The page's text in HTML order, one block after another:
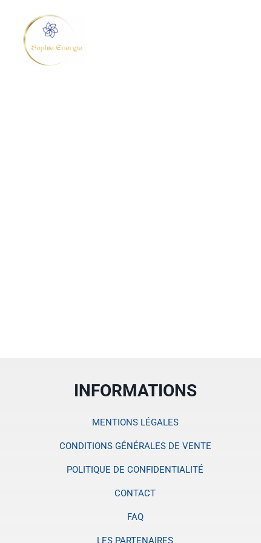
INFORMATIONS
MENTIONS LÉGALES
CONDITIONS GÉNÉRALES DE VENTE
POLITIQUE DE CONFIDENTIALITÉ
CONTACT
FAQ